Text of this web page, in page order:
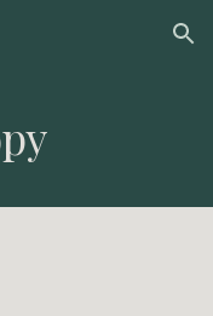
Skip to navigation